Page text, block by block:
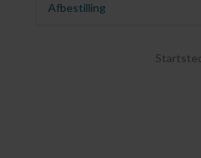
Afbestilling